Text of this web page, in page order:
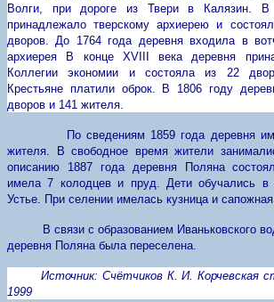
Волги, при дороге из Твери в Калязин. В
принадлежало тверскому архиерею и
дворов. До 1764 года деревня входила в
архиерея В конце XVIII
века деревня
Коллегии экономии и состояла из 22
Крестьяне платили оброк. В 1806 году
дворов и 141 жителя.
По сведениям 1859 года деревня
жителя. В свободное время жители
описанию 1887 года деревня Поляна
имела 7 колодцев и пруд. Дети обучались в
Устье. При селении имелась кузница и
В связи с образованием Иваньковского
деревня Поляна была переселена.
Источник: Счётчиков К. И. Корчевская
1999